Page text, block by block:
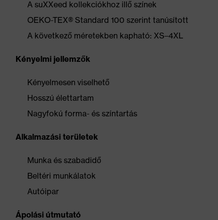
A suXXeed kollekciókhoz illő színek
OEKO-TEX® Standard 100 szerint tanúsított
A következő méretekben kapható: XS–4XL
Kényelmi jellemzők
Kényelmesen viselhető
Hosszú élettartam
Nagyfokú forma- és színtartás
Alkalmazási területek
Munka és szabadidő
Beltéri munkálatok
Autóipar
Ápolási útmutató